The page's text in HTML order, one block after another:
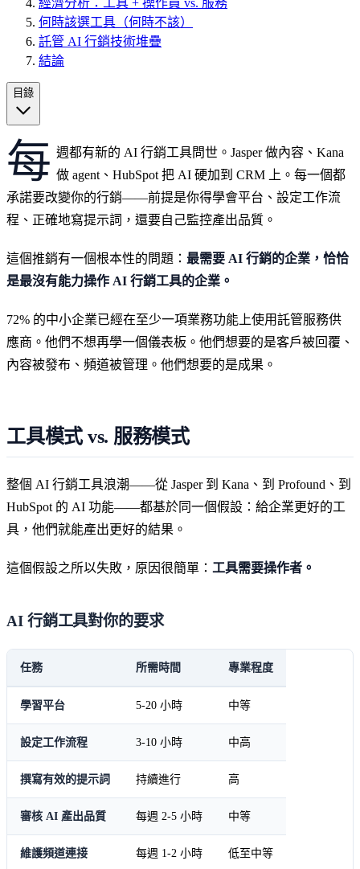
何時該選工具（何時不該）
託管 AI 行銷技術堆疊
結論
目錄
每 週都有新的 AI 行銷工具問世。Jasper 做內容、Kana
做 agent、HubSpot 把 AI 硬加到 CRM 上。每一個都
承諾要改變你的行銷——前提是你得學會平台、設定工作流
程、正確地寫提示詞，還要自己監控產出品質。
這個推銷有一個根本性的問題： 最需要 AI 行銷的企業，恰恰
是最沒有能力操作 AI 行銷工具的企業。
72% 的中小企業已經在至少一項業務功能上使用託管服務供
應商。他們不想再學一個儀表板。他們想要的是客戶被回覆、
內容被發布、頻道被管理。他們想要的是成果。
工具模式 vs. 服務模式
整個 AI 行銷工具浪潮——從 Jasper 到 Kana、到 Profound、到
HubSpot 的 AI 功能——都基於同一個假設：給企業更好的工
具，他們就能產出更好的結果。
這個假設之所以失敗，原因很簡單： 工具需要操作者。
AI 行銷工具對你的要求
任務 所需時間 專業程度
學習平台 5-20 小時 中等
設定工作流程 3-10 小時 中高
撰寫有效的提示詞 持續進行 高
審核 AI 產出品質 每週 2-5 小時 中等
維護頻道連接 每週 1-2 小時 低至中等